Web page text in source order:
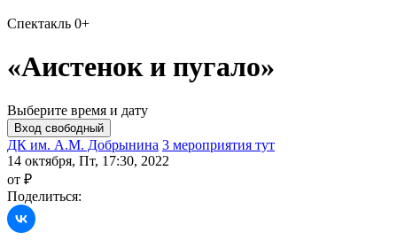
Спектакль 0+
«Аистенок и пугало»
Выберите время и дату
ДК им. А.М. Добрынина 3 мероприятия тут
14 октября, Пт, 17:30, 2022
от ₽
Поделиться: